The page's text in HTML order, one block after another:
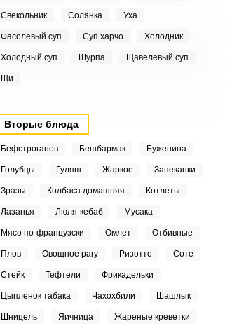
Свекольник Солянка Уха
Фасолевый суп Суп харчо Холодник
Холодный суп Шурпа Щавелевый суп
Щи
Вторые блюда
Бефстроганов Бешбармак Буженина
Голубцы Гуляш Жаркое Запеканки
Зразы Колбаса домашняя Котлеты
Лазанья Люля-кебаб Мусака
Мясо по-французски Омлет Отбивные
Плов Овощное рагу Ризотто Соте
Стейк Тефтели Фрикадельки
Цыпленок табака Чахохбили Шашлык
Шницель Яичница Жареные креветки